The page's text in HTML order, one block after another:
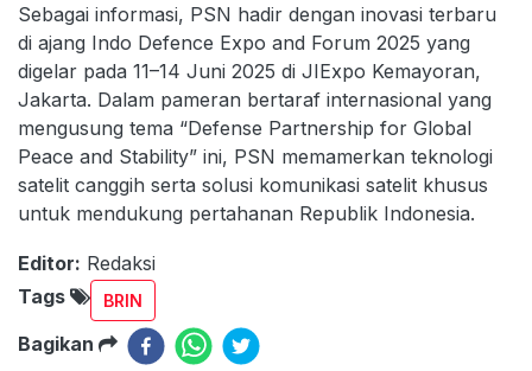
Sebagai informasi, PSN hadir dengan inovasi terbaru
di ajang Indo Defence Expo and Forum 2025 yang
digelar pada 11–14 Juni 2025 di JIExpo Kemayoran,
Jakarta. Dalam pameran bertaraf internasional yang
mengusung tema “Defense Partnership for Global
Peace and Stability” ini, PSN memamerkan teknologi
satelit canggih serta solusi komunikasi satelit khusus
untuk mendukung pertahanan Republik Indonesia.
Editor: Redaksi
Tags
BRIN
Bagikan